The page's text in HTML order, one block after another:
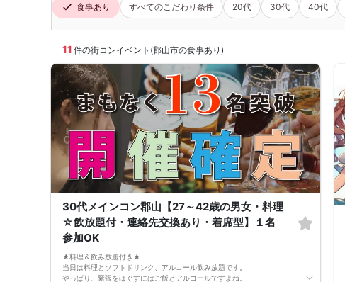
食事あり すべてのこだわり条件 20代 30代 40代
11 件の街コンイベント(郡山市の食事あり)
30代メインコン郡山【27～42歳の男女・料理
☆飲放題付・連絡先交換あり・着席型】１名
参加OK
★料理＆飲み放題付き★
当日は料理とソフトドリンク、アルコール飲み放題です。
やっぱり、緊張をほぐすにはご飯とアルコールですよね。